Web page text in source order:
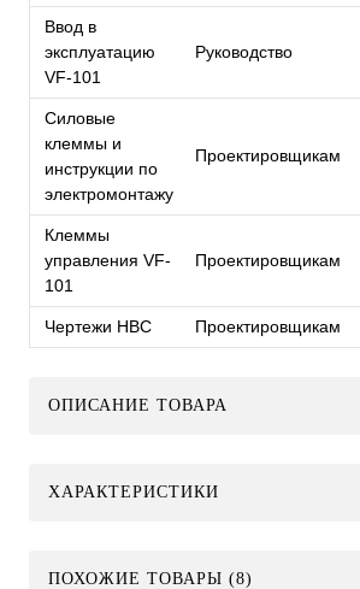
Ввод в
эксплуатацию
VF-101
Руководство
Силовые
клеммы и
инструкции по
электромонтажу
Проектировщикам
Клеммы
управления VF-
101
Проектировщикам
Чертежи HBC Проектировщикам
ОПИСАНИЕ ТОВАРА
ХАРАКТЕРИСТИКИ
ПОХОЖИЕ ТОВАРЫ (8)